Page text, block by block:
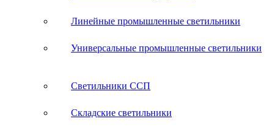
Линейные промышленные светильники
Универсальные промышленные светильники
Светильники ССП
Складские светильники